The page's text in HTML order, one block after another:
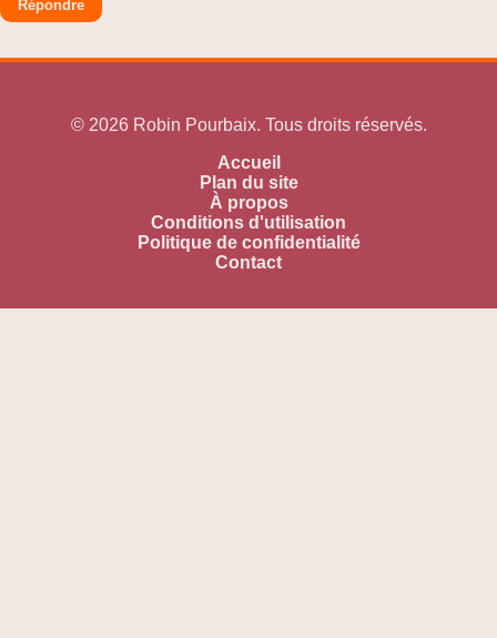
Répondre
© 2026 Robin Pourbaix. Tous droits réservés.
Accueil
Plan du site
À propos
Conditions d'utilisation
Politique de confidentialité
Contact